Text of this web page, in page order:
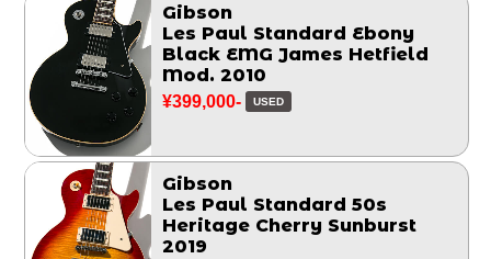
Gibson
Les Paul Standard Ebony
Black EMG James Hetfield
Mod. 2010
¥399,000- USED
Gibson
Les Paul Standard 50s
Heritage Cherry Sunburst
2019